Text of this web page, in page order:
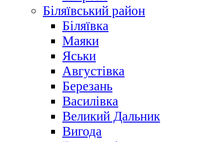
Біляївський район
Біляївка
Маяки
Яськи
Августівка
Березань
Василівка
Великий Дальник
Вигода